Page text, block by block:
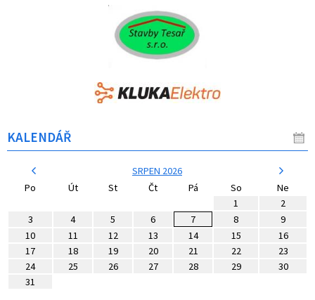
KALENDÁŘ
SRPEN 2026
Po
Út St Čt Pá So
Ne
1
2
3
4 5 6 7 8
9
10
11 12 13 14 15
16
17
18 19 20 21 22
23
24
25 26 27 28 29
30
31